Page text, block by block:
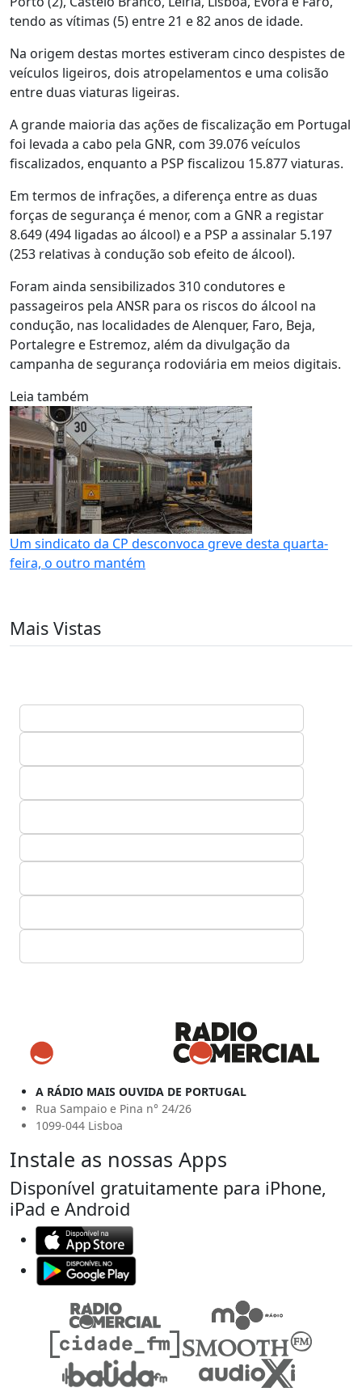
tendo as vítimas (5) entre 21 e 82 anos de idade.
Na origem destas mortes estiveram cinco despistes de
veículos ligeiros, dois atropelamentos e uma colisão
entre duas viaturas ligeiras.
A grande maioria das ações de fiscalização em Portugal
foi levada a cabo pela GNR, com 39.076 veículos
fiscalizados, enquanto a PSP fiscalizou 15.877 viaturas.
Em termos de infrações, a diferença entre as duas
forças de segurança é menor, com a GNR a registar
8.649 (494 ligadas ao álcool) e a PSP a assinalar 5.197
(253 relativas à condução sob efeito de álcool).
Foram ainda sensibilizados 310 condutores e
passageiros pela ANSR para os riscos do álcool na
condução, nas localidades de Alenquer, Faro, Beja,
Portalegre e Estremoz, além da divulgação da
campanha de segurança rodoviária em meios digitais.
Leia também
Um sindicato da CP desconvoca greve desta quarta-
feira, o outro mantém
Mais Vistas
A RÁDIO MAIS OUVIDA DE PORTUGAL
Rua Sampaio e Pina n° 24/26
1099-044 Lisboa
Instale as nossas Apps
Disponível gratuitamente para iPhone,
iPad e Android